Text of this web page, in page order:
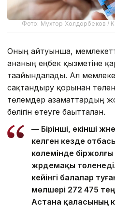
Фото: Мухтор Холдорбеков /
Оның айтуынша,
ананың еңбек қызметіне
тағайындалады. Ал
сақтандыру қорынан
төлемдер азаматтардың
бөлігін өтеуге бағытталған.
— Бірінші, екінші
келген кезде
көлемінде
жәрдемақы
кейінгі балалар
мөлшері 272 475
Астана қаласының